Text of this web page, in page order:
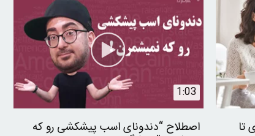
تا
1:03
اصطلاح “دندونای اسب پیشکشی رو که